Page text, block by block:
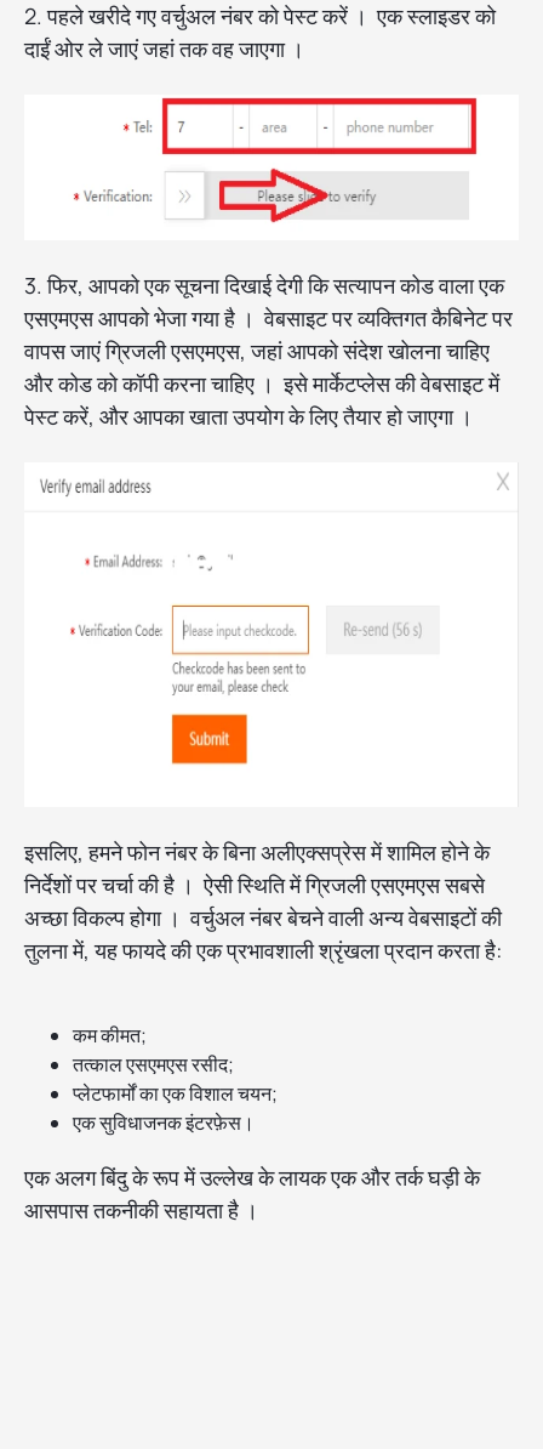
2. पहले खरीदे गए वर्चुअल नंबर को पेस्ट करें । एक स्लाइडर को
दाईं ओर ले जाएं जहां तक वह जाएगा ।
3. फिर, आपको एक सूचना दिखाई देगी कि सत्यापन कोड वाला एक
एसएमएस आपको भेजा गया है । वेबसाइट पर व्यक्तिगत कैबिनेट पर
वापस जाएं ग्रिजली एसएमएस, जहां आपको संदेश खोलना चाहिए
और कोड को कॉपी करना चाहिए । इसे मार्केटप्लेस की वेबसाइट में
पेस्ट करें, और आपका खाता उपयोग के लिए तैयार हो जाएगा ।
इसलिए, हमने फोन नंबर के बिना अलीएक्सप्रेस में शामिल होने के
निर्देशों पर चर्चा की है । ऐसी स्थिति में ग्रिजली एसएमएस सबसे
अच्छा विकल्प होगा । वर्चुअल नंबर बेचने वाली अन्य वेबसाइटों की
तुलना में, यह फायदे की एक प्रभावशाली श्रृंखला प्रदान करता है:
कम कीमत;
तत्काल एसएमएस रसीद;
प्लेटफार्मों का एक विशाल चयन;
एक सुविधाजनक इंटरफ़ेस।
एक अलग बिंदु के रूप में उल्लेख के लायक एक और तर्क घड़ी के
आसपास तकनीकी सहायता है ।